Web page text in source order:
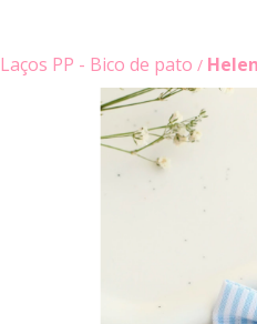
Laços PP - Bico de pato /